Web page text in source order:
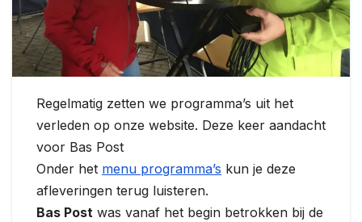
Regelmatig zetten we programma’s uit het
verleden op onze website. Deze keer aandacht
voor Bas Post
Onder het menu programma’s kun je deze
afleveringen terug luisteren.
Bas Post was vanaf het begin betrokken bij de